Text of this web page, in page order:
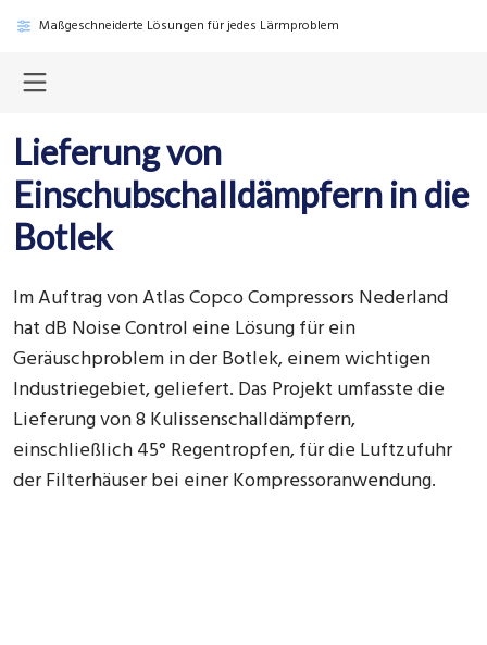
Maßgeschneiderte Lösungen für jedes Lärmproblem
Lieferung von
Einschubschalldämpfern in die
Botlek
Im Auftrag von Atlas Copco Compressors Nederland
hat dB Noise Control eine Lösung für ein
Geräuschproblem in der Botlek, einem wichtigen
Industriegebiet, geliefert. Das Projekt umfasste die
Lieferung von 8 Kulissenschalldämpfern,
einschließlich 45° Regentropfen, für die Luftzufuhr
der Filterhäuser bei einer Kompressoranwendung.